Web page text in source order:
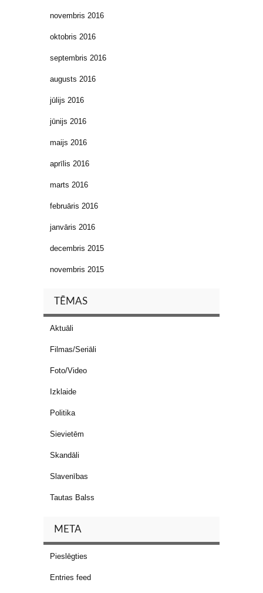
novembris 2016
oktobris 2016
septembris 2016
augusts 2016
jūlijs 2016
jūnijs 2016
maijs 2016
aprīlis 2016
marts 2016
februāris 2016
janvāris 2016
decembris 2015
novembris 2015
TĒMAS
Aktuāli
Filmas/Seriāli
Foto/Video
Izklaide
Politika
Sievietēm
Skandāli
Slavenības
Tautas Balss
META
Pieslēgties
Entries feed